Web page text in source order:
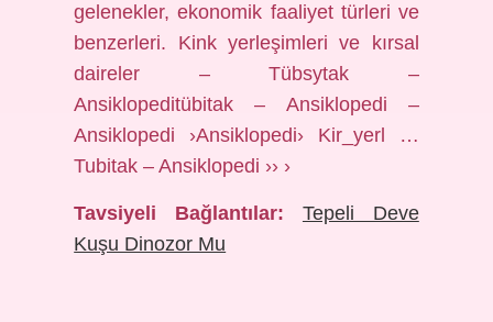
gelenekler, ekonomik faaliyet türleri ve
benzerleri. Kink yerleşimleri ve kırsal
daireler – Tübsytak –
Ansiklopeditübitak – Ansiklopedi –
Ansiklopedi ›Ansiklopedi› Kir_yerl …
Tubitak – Ansiklopedi ›› ›
Tavsiyeli Bağlantılar:
Tepeli Deve
Kuşu Dinozor Mu